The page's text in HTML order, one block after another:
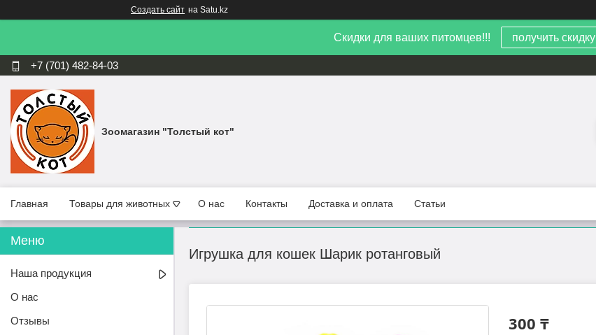
Создать сайт на Satu.kz
Скидки для ваших питомцев!!! получить скидку
+7 (701) 482-84-03
Зоомагазин "Толстый кот"
Главная Товары для животных О нас Контакты Доставка и оплата Статьи
Игрушка для кошек Шарик ротанговый
300 ₸
Наша продукция
О нас
Отзывы